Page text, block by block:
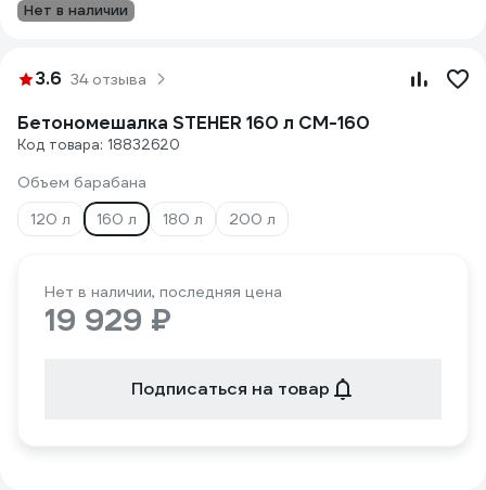
Нет в наличии
3.6 34 отзыва
Бетономешалка STEHER 160 л CM-160
Код товара: 18832620
Объем барабана
120 л
160 л 180 л 200 л
Нет в наличии, последняя цена
19 929 ₽
Подписаться на товар